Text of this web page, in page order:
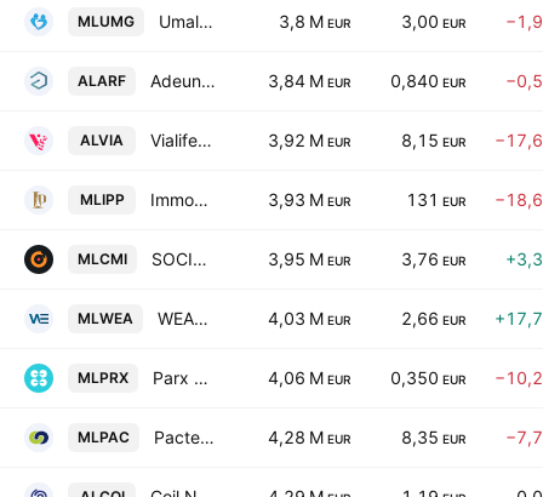
MLUMG Umalis Group 3,8 M EUR 3,00 EUR
ALARF Adeunis RF SA 3,84 M EUR 0,840 EUR
ALVIA Vialife SA 3,92 M EUR 8,15 EUR
MLIPP Immobiliere Parisienne de la Perle et des Pierres Precieuses 3,93 M EUR 131 EUR
MLCMI SOCIETE DE CONSEIL EN EXTERNALISATION ET EN MARKETING INTERNET 3,95 M EUR 3,76 EUR
MLWEA WEACCESS GROUP SA 4,03 M EUR 2,66 EUR
MLPRX Parx Materials NV 4,06 M EUR 0,350 EUR
MLPAC Pacte Novation 4,28 M EUR 8,35 EUR